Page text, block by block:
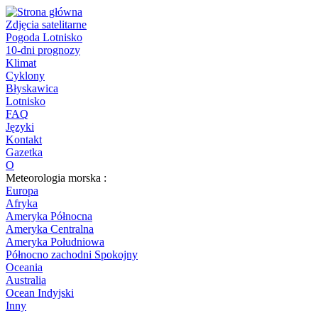
Zdjęcia satelitarne
Pogoda Lotnisko
10-dni prognozy
Klimat
Cyklony
Błyskawica
Lotnisko
FAQ
Języki
Kontakt
Gazetka
O
Meteorologia morska :
Europa
Afryka
Ameryka Północna
Ameryka Centralna
Ameryka Południowa
Północno zachodni Spokojny
Oceania
Australia
Ocean Indyjski
Inny